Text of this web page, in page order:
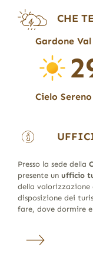
CHE
Gardone
Cielo Sereno
Presso la sede della
presente un ufficio
della
disposizione dei
fare, dove dormire